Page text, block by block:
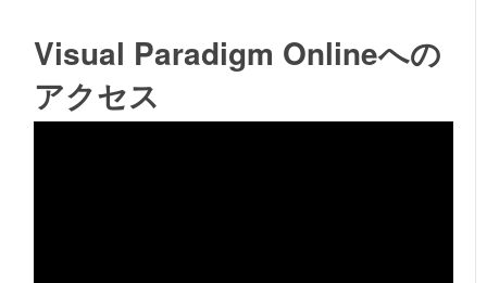
Visual Paradigm Onlineへの
アクセス